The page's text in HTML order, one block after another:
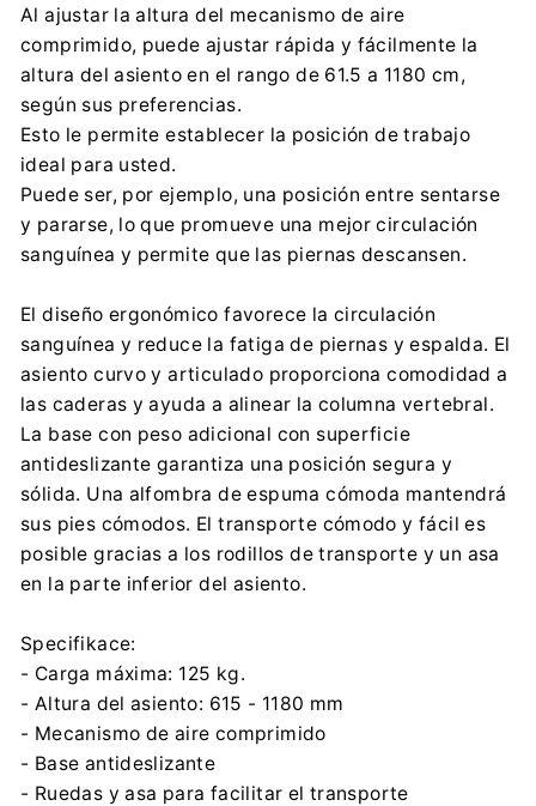
contact@centrumelektroniki.pl
+48 32 284 72 22
Al ajustar la altura del mecanismo de aire
comprimido, puede ajustar rápida y fácilmente la
altura del asiento en el rango de 61.5 a 1180 cm,
según sus preferencias.
Esto le permite establecer la posición de trabajo
ideal para usted.
Puede ser, por ejemplo, una posición entre sentarse
y pararse, lo que promueve una mejor circulación
sanguínea y permite que las piernas descansen.
El diseño ergonómico favorece la circulación
sanguínea y reduce la fatiga de piernas y espalda. El
asiento curvo y articulado proporciona comodidad a
las caderas y ayuda a alinear la columna vertebral.
La base con peso adicional con superficie
antideslizante garantiza una posición segura y
sólida. Una alfombra de espuma cómoda mantendrá
sus pies cómodos. El transporte cómodo y fácil es
posible gracias a los rodillos de transporte y un asa
en la parte inferior del asiento.
Specifikace:
- Carga máxima: 125 kg.
- Altura del asiento: 615 - 1180 mm
- Mecanismo de aire comprimido
- Base antideslizante
- Ruedas y asa para facilitar el transporte